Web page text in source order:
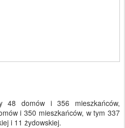
48 domów i 356 mieszkańców,
i 350 mieszkańców, w tym 337
i 11 żydowskiej.